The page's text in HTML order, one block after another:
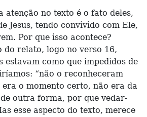
atenção no texto é o fato deles,
Jesus, tendo convivido com Ele,
Por que isso acontece?
do relato, logo no verso 16,
estavam como que impedidos de
“não o reconheceram
o momento certo, não era da
outra forma, por que vedar-
esse aspecto do texto, merece